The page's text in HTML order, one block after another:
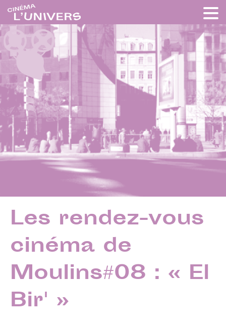
Les rendez-vous
cinéma de
Moulins#08 : « El
Bir' »